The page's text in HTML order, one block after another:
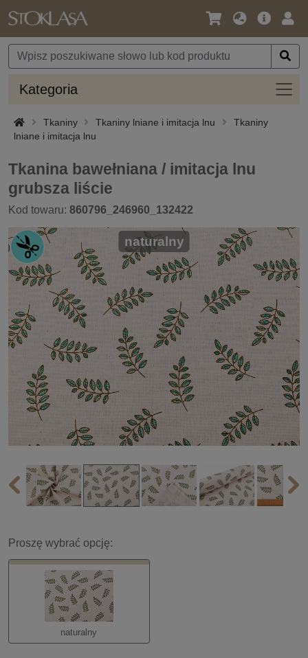
Język
Waluta
Oferta
Kategoria
Tkaniny Tkaniny lniane i imitacja lnu
Tkaniny
lniane i imitacja lnu
Tkanina bawełniana / imitacja lnu
grubsza liście
Kod towaru: 860796_246960_132422
naturalny
Proszę wybrać opcję:
naturalny